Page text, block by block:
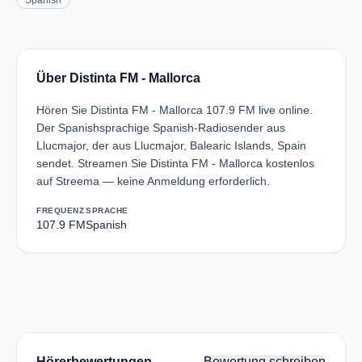
Über Distinta FM - Mallorca
Hören Sie Distinta FM - Mallorca 107.9 FM live online.
Der Spanishsprachige Spanish-Radiosender aus
Llucmajor, der aus Llucmajor, Balearic Islands, Spain
sendet. Streamen Sie Distinta FM - Mallorca kostenlos
auf Streema — keine Anmeldung erforderlich.
FREQUENZ
107.9 FM
SPRACHE
Spanish